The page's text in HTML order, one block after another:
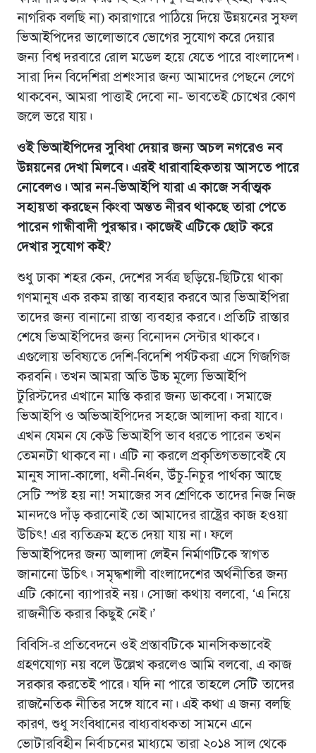
নাগরিক বলছি না) কারাগারে পাঠিয়ে দিয়ে উন্নয়নের সুফল
ভিআইপিদের ভালোভাবে ভোগের সুযোগ করে দেয়ার
জন্য বিশ্ব দরবারে রোল মডেল হয়ে যেতে পারে বাংলাদেশ।
সারা দিন বিদেশিরা প্রশংসার জন্য আমাদের পেছনে লেগে
থাকবেন, আমরা পাত্তাই দেবো না- ভাবতেই চোখের কোণ
জলে ভরে যায়।
ওই ভিআইপিদের সুবিধা দেয়ার জন্য অচল নগরেও নব
উন্নয়নের দেখা মিলবে। এরই ধারাবাহিকতায় আসতে পারে
নোবেলও। আর নন-ভিআইপি যারা এ কাজে সর্বাত্মক
সহায়তা করছেন কিংবা অন্তত নীরব থাকছে তারা পেতে
পারেন গান্ধীবাদী পুরস্কার। কাজেই এটিকে ছোট করে
দেখার সুযোগ কই?
শুধু ঢাকা শহর কেন, দেশের সর্বত্র ছড়িয়ে-ছিটিয়ে থাকা
গণমানুষ এক রকম রাস্তা ব্যবহার করবে আর ভিআইপিরা
তাদের জন্য বানানো রাস্তা ব্যবহার করবে। প্রতিটি রাস্তার
শেষে ভিআইপিদের জন্য বিনোদন সেন্টার থাকবে।
এগুলোয় ভবিষ্যতে দেশি-বিদেশি পর্যটকরা এসে গিজগিজ
করবনি। তখন আমরা অতি উচ্চ মূল্যে ভিআইপি
টুরিস্টদের এখানে মাস্তি করার জন্য ডাকবাে। সমাজে
ভিআইপি ও অভিআইপিদের সহজে আলাদা করা যাবে।
এখন যেমন যে কেউ ভিআইপি ভাব ধরতে পারেন তখন
তেমনটা থাকবে না। এটি না করলে প্রকৃতিগতভাবেই যে
মানুষ সাদা-কালো, ধনী-নির্ধন, উঁচু-নিচুর পার্থক্য আছে
সেটি স্পষ্ট হয় না! সমাজের সব শ্রেণিকে তাদের নিজ নিজ
মানদণ্ডে দাঁড় করানোই তো আমাদের রাষ্ট্রের কাজ হওয়া
উচিৎ! এর ব্যতিক্রম হতে দেয়া যায় না। ফলে
ভিআইপিদের জন্য আলাদা লেইন নির্মাণটিকে স্বাগত
জানানো উচিৎ। সমৃদ্ধশালী বাংলাদেশের অর্থনীতির জন্য
এটি কোনো ব্যাপারই নয়। সোজা কথায় বলবাে, ‘এ নিয়ে
রাজনীতি করার কিছুই নেই।’
বিবিসি-র প্রতিবেদনে ওই প্রস্তাবটিকে মানসিকভাবেই
গ্রহণযোগ্য নয় বলে উল্লেখ করলেও আমি বলবাে, এ কাজ
সরকার করতেই পারে। যদি না পারে তাহলে সেটি তাদের
রাজনৈতিক নীতির সঙ্গে যাবে না। এই কথা এ জন্য বলছি
কারণ, শুধু সংবিধানের বাধ্যবাধকতা সামনে এনে
ভোটারবিহীন নির্বাচনের মাধ্যমে তারা ২০১৪ সাল থেকে